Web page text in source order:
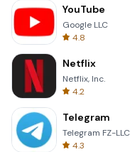
YouTube
Google LLC
4.8
Netflix
Netflix, Inc.
4.2
Telegram
Telegram FZ-LLC
4.3